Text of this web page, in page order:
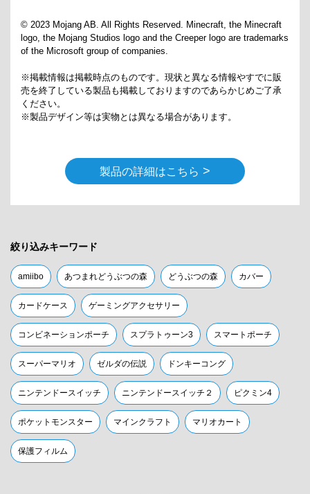
© 2023 Mojang AB. All Rights Reserved. Minecraft, the Minecraft
logo, the Mojang Studios logo and the Creeper logo are trademarks
of the Microsoft group of companies.
※掲載情報は掲載時点のものです。現状と異なる情報やすでに販
売を終了している製品も掲載しておりますのであらかじめご了承
ください。
※製品デザイン等は実物とは異なる場合があります。
製品の詳細はこちら >
絞り込みキーワード
amiibo あつまれどうぶつの森 どうぶつの森 カバー
カードケース ゲーミングアクセサリー
コンビネーションポーチ スプラトゥーン3 スマートポーチ
スーパーマリオ ゼルダの伝説 ドンキーコング
ニンテンドースイッチ ニンテンドースイッチ２ ピクミン4
ポケットモンスター マインクラフト マリオカート
保護フィルム